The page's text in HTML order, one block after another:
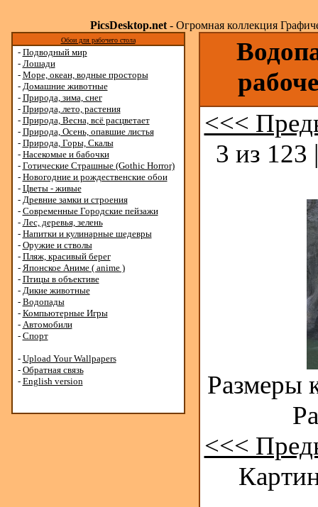
PicsDesktop.net- Огромная коллекция
Обои для рабочего стола
- Подводный мир
- Лошади
- Море, океан, водные просторы
- Домашние животные
- Природа, зима, снег
- Природа, лето, растения
- Природа, Весна, всё расцветает
- Природа, Осень, опавшие листья
- Природа, Горы, Скалы
- Насекомые и бабочки
- Готические Страшные (Gothic Horror)
- Новогодние и рождественские обои
- Цветы - живые
- Древние замки и строения
- Современные Городские пейзажи
- Лес, деревья, зелень
- Напитки и кулинарные шедевры
- Оружие и стволы
- Пляж, красивый берег
- Японское Аниме ( anime )
- Птицы в объективе
- Дикие животные
- Водопады
- Компьютерные Игры
- Автомобили
- Спорт
- Upload Your Wallpapers
- Обратная связь
- English version
<<<
3 из 123
Размеры
<<<